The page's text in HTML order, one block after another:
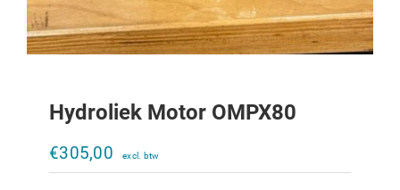
Hydroliek Motor OMPX80
€305,00
Beschermkapje heffing IHC XL
€75,00